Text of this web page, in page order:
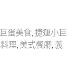
蛋美食 捷運小巨
理 美式餐廳 義